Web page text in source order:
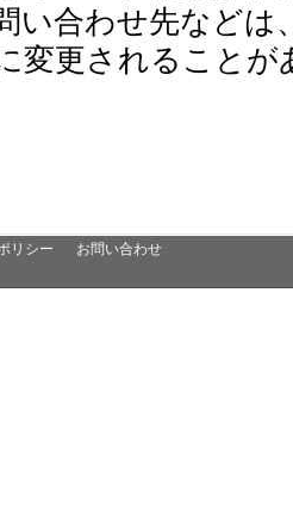
い合わせ先などは
変更されること
リシー お問い合わせ